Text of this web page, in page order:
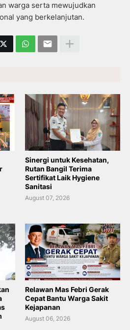
warga serta mewujudkan
yang berkelanjutan.
Sinergi untuk Kesehatan,
Rutan Bangil Terima
Sertifikat Laik Hygiene
Sanitasi
August 07, 2026
Relawan Mas Febri Gerak
Cepat Bantu Warga Sakit
Kejapanan
August 06, 2026